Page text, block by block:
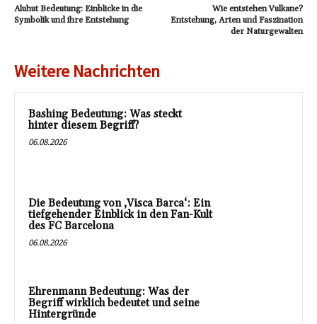
Aluhut Bedeutung: Einblicke in die
Symbolik und ihre Entstehung
Wie entstehen Vulkane?
Entstehung, Arten und Faszination
der Naturgewalten
Weitere Nachrichten
Bashing Bedeutung: Was steckt
hinter diesem Begriff?
06.08.2026
Die Bedeutung von ‚Visca Barca‘: Ein
tiefgehender Einblick in den Fan-Kult
des FC Barcelona
06.08.2026
Ehrenmann Bedeutung: Was der
Begriff wirklich bedeutet und seine
Hintergründe